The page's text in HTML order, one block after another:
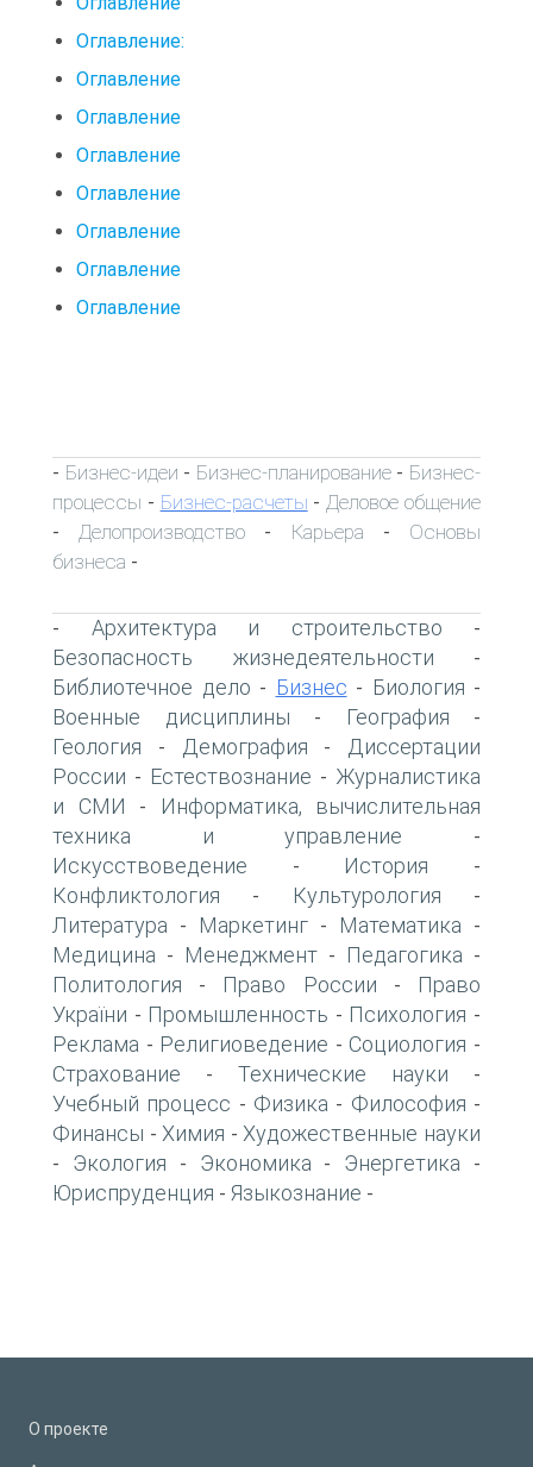
Оглавление:
Оглавление
Оглавление
Оглавление
Оглавление
Оглавление
Оглавление
Оглавление
- Бизнес-идеи - Бизнес-планирование- Бизнес-
процессы - Бизнес-расчеты - Деловое общение
- Делопроизводство - Карьера - Основы
бизнеса -
- Архитектура и строительство -
Безопасность жизнедеятельности -
Библиотечное дело - Бизнес - Биология -
Военные дисциплины - География -
Геология - Демография -
Диссертации
России - Естествознание - Журналистика
и СМИ -
Информатика, вычислительная
техника и управление -
Искусствоведение - История -
Конфликтология - Культурология -
Литература - Маркетинг - Математика -
Медицина - Менеджмент - Педагогика -
Политология - Право России -
Право
України - Промышленность - Психология -
Реклама - Религиоведение - Социология -
Страхование - Технические науки -
Учебный процесс - Физика - Философия -
Финансы - Химия - Художественные науки
- Экология - Экономика - Энергетика -
Юриспруденция - Языкознание -
О проекте